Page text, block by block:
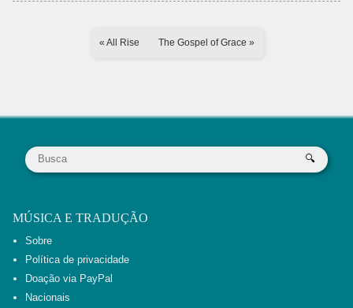
« All Rise The Gospel of Grace »
MÚSICA E TRADUÇÃO
Sobre
Política de privacidade
Doação via PayPal
Nacionais